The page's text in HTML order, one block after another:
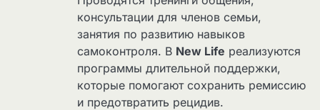
консультации для членов семьи,
занятия по развитию навыков
самоконтроля. В New Life реализуются
программы длительной поддержки,
которые помогают сохранить ремиссию
и предотвратить рецидив.